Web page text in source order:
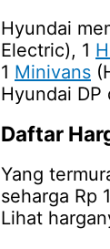
Hyundai
Electric), 1
1 Minivans
Hyundai DP
Daftar
Yang
seharga Rp
Lihat